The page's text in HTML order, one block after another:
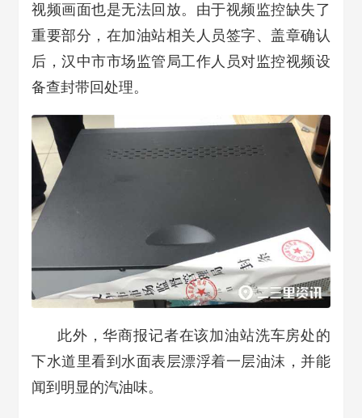
视频画面也是无法回放。由于视频监控缺失了
重要部分，在加油站相关人员签字、盖章确认
后，汉中市市场监管局工作人员对监控视频设
备查封带回处理。
此外，华商报记者在该加油站洗车房处的
下水道里看到水面表层漂浮着一层油沫，并能
闻到明显的汽油味。